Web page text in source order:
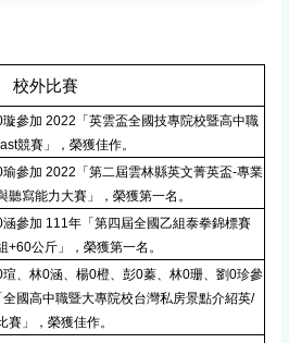
校外比賽
璇參加 2022「英雲盃全國技專院校暨高中職
競賽」，榮獲佳作。
瑜參加 2022「第二屆雲林縣英文菁英盃-專業
聽寫能力大賽」，榮獲第一名。
涵參加 111年「第四屆全國乙組泰拳錦標賽
+60公斤」，榮獲第一名。
瑄、林0涵、楊0橙、彭0蓁、林0珊、劉0珍參
國高中職暨大專院校台灣私房景點介紹英/
賽」，榮獲佳作。